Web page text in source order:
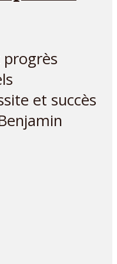
progrès
et succès